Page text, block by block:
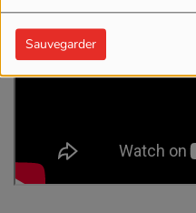
Sauvegarder